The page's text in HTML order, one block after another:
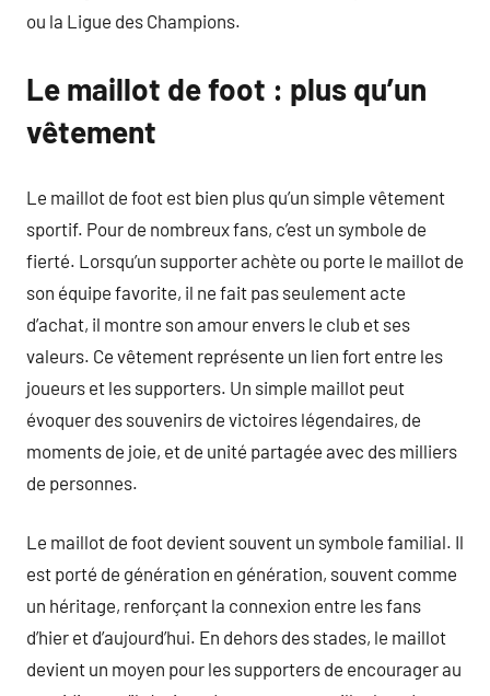
ou la Ligue des Champions.
Le maillot de foot : plus qu’un
vêtement
Le maillot de foot est bien plus qu’un simple vêtement
sportif. Pour de nombreux fans, c’est un symbole de
fierté. Lorsqu’un supporter achète ou porte le maillot de
son équipe favorite, il ne fait pas seulement acte
d’achat, il montre son amour envers le club et ses
valeurs. Ce vêtement représente un lien fort entre les
joueurs et les supporters. Un simple maillot peut
évoquer des souvenirs de victoires légendaires, de
moments de joie, et de unité partagée avec des milliers
de personnes.
Le maillot de foot devient souvent un symbole familial. Il
est porté de génération en génération, souvent comme
un héritage, renforçant la connexion entre les fans
d’hier et d’aujourd’hui. En dehors des stades, le maillot
devient un moyen pour les supporters de encourager au